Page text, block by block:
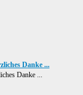
Danke ...